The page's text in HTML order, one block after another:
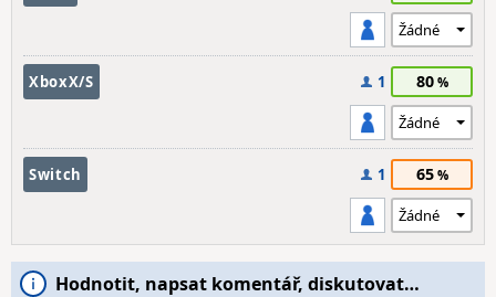
XboxX/S 1 80
Switch 1 65
Hodnotit, napsat komentář, diskutovat…